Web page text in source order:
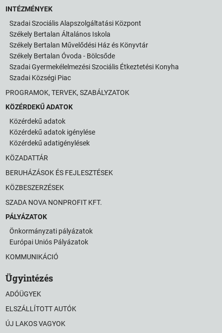
INTÉZMÉNYEK
Szadai Szociális Alapszolgáltatási Központ
Székely Bertalan Általános Iskola
Székely Bertalan Művelődési Ház és Könyvtár
Székely Bertalan Óvoda - Bölcsőde
Szadai Gyermekélelmezési Szociális Étkeztetési Konyha
Szadai Községi Piac
PROGRAMOK, TERVEK, SZABÁLYZATOK
KÖZÉRDEKŰ ADATOK
Közérdekű adatok
Közérdekű adatok igénylése
Közérdekű adatigénylések
KÖZADATTÁR
BERUHÁZÁSOK ÉS FEJLESZTÉSEK
KÖZBESZERZÉSEK
SZADA NOVA NONPROFIT KFT.
PÁLYÁZATOK
Önkormányzati pályázatok
Európai Uniós Pályázatok
KOMMUNIKÁCIÓ
Ügyintézés
ADÓÜGYEK
ELSZÁLLÍTOTT AUTÓK
ÚJ LAKOS VAGYOK